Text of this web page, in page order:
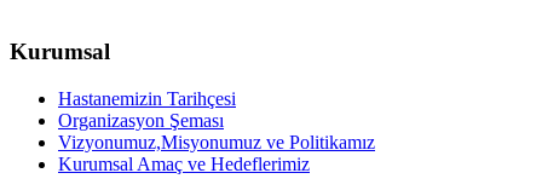
Kurumsal
Hastanemizin Tarihçesi
Organizasyon Şeması
Vizyonumuz,Misyonumuz ve Politikamız
Kurumsal Amaç ve Hedeflerimiz